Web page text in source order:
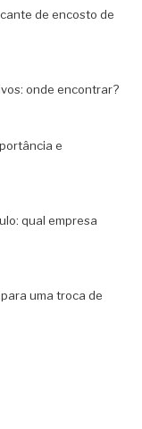
de encosto de
onde encontrar?
e
qual empresa
uma troca de